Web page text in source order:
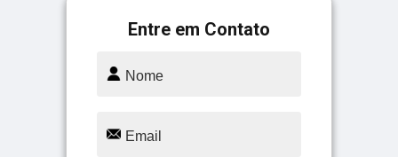
Entre em Contato